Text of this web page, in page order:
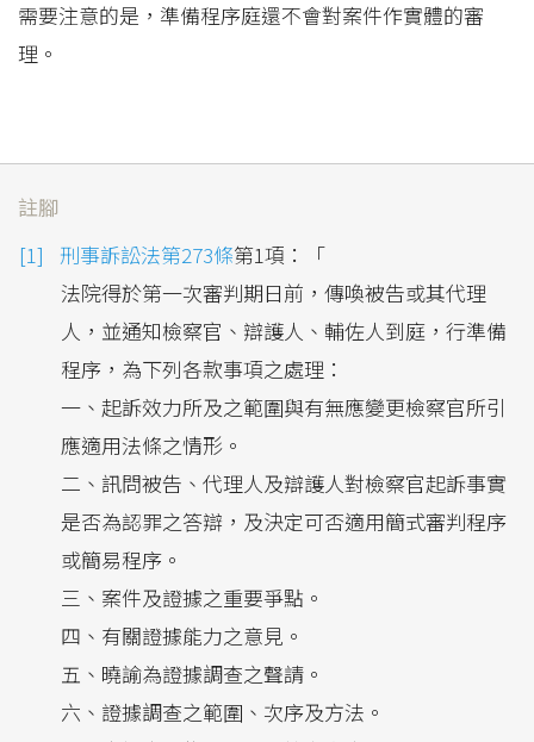
需要注意的是，準備程序庭還不會對案件作實體的審
理。
註腳
刑事訴訟法第273條第1項：「
法院得於第一次審判期日前，傳喚被告或其代理
人，並通知檢察官、辯護人、輔佐人到庭，行準備
程序，為下列各款事項之處理：
一、起訴效力所及之範圍與有無應變更檢察官所引
應適用法條之情形。
二、訊問被告、代理人及辯護人對檢察官起訴事實
是否為認罪之答辯，及決定可否適用簡式審判程序
或簡易程序。
三、案件及證據之重要爭點。
四、有關證據能力之意見。
五、曉諭為證據調查之聲請。
六、證據調查之範圍、次序及方法。